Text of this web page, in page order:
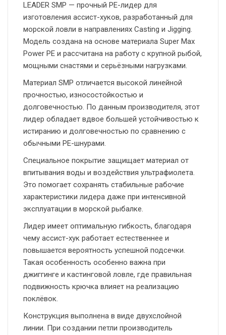
LEADER SMP — прочный PE-лидер для
изготовления ассист-хуков, разработанный для
морской ловли в направлениях Casting и Jigging.
Модель создана на основе материала Super Max
Power PE и рассчитана на работу с крупной рыбой,
мощными снастями и серьёзными нагрузками.
Материал SMP отличается высокой линейной
прочностью, износостойкостью и
долговечностью. По данным производителя, этот
лидер обладает вдвое большей устойчивостью к
истиранию и долговечностью по сравнению с
обычными PE-шнурами.
Специальное покрытие защищает материал от
впитывания воды и воздействия ультрафиолета.
Это помогает сохранять стабильные рабочие
характеристики лидера даже при интенсивной
эксплуатации в морской рыбалке.
Лидер имеет оптимальную гибкость, благодаря
чему ассист-хук работает естественнее и
повышается вероятность успешной подсечки.
Такая особенность особенно важна при
джиггинге и кастинговой ловле, где правильная
подвижность крючка влияет на реализацию
поклёвок.
Конструкция выполнена в виде двухслойной
линии. При создании петли производитель